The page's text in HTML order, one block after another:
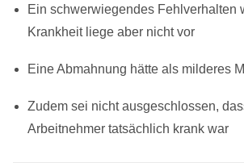
Ein schwerwiegendes Fehlverhalten
Krankheit liege aber nicht vor
Eine Abmahnung hätte als milderes
Zudem sei nicht ausgeschlossen,
Arbeitnehmer tatsächlich krank war